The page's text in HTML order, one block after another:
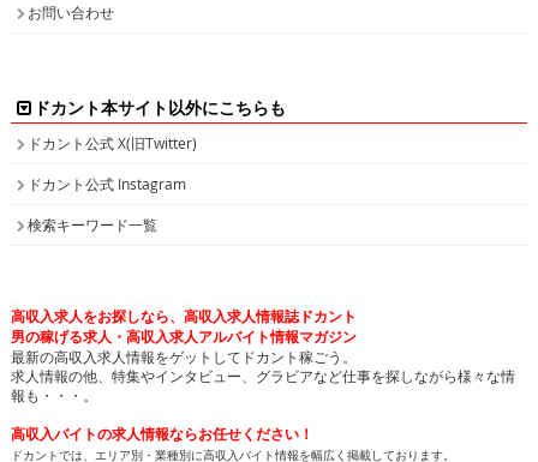
お問い合わせ
ドカント本サイト以外にこちらも
ドカント公式 X(旧Twitter)
ドカント公式 Instagram
検索キーワード一覧
高収入求人をお探しなら、高収入求人情報誌ドカント
男の稼げる求人・高収入求人アルバイト情報マガジン
最新の高収入求人情報をゲットしてドカント稼ごう。
求人情報の他、特集やインタビュー、グラビアなど仕事を探しながら様々な情
報も・・・。
高収入バイトの求人情報ならお任せください！
ドカントでは、エリア別・業種別に高収入バイト情報を幅広く掲載しております。